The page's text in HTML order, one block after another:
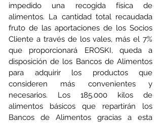
impedido una recogida física de
alimentos. La cantidad total recaudada
fruto de las aportaciones de los Socios
Cliente a través de los vales, más el 7%
que proporcionará EROSKI, queda a
disposición de los Bancos de Alimentos
para adquirir los productos que
consideren más convenientes y
necesarios. Los 185.000 kilos de
alimentos básicos que repartirán los
Bancos de Alimentos gracias a esta